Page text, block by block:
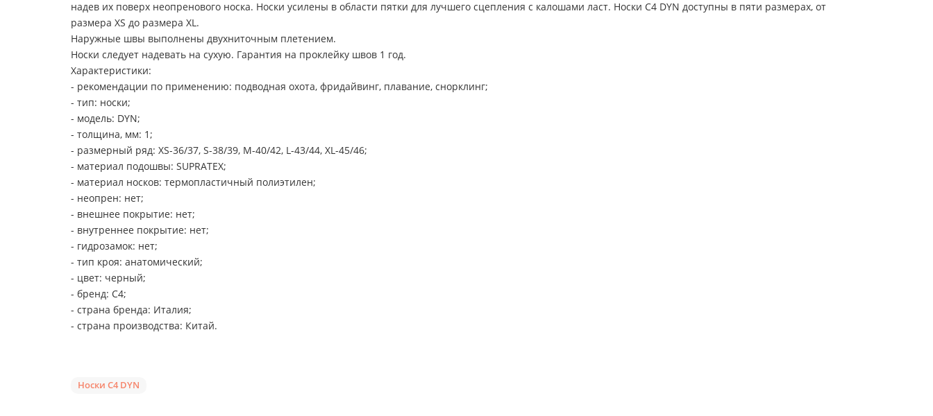
надев их поверх неопренового носка. Носки усилены в области пятки для лучшего сцепления с калошами ласт. Носки C4 DYN доступны в пяти размерах, от
размера XS до размера XL.
Наружные швы выполнены двухниточным плетением.
Носки следует надевать на сухую. Гарантия на проклейку швов 1 год.
Характеристики:
- рекомендации по применению: подводная охота, фридайвинг, плавание, снорклинг;
- тип: носки;
- модель: DYN;
- толщина, мм: 1;
- размерный ряд: XS-36/37, S-38/39, M-40/42, L-43/44, XL-45/46;
- материал подошвы: SUPRATEX;
- материал носков: термопластичный полиэтилен;
- неопрен: нет;
- внешнее покрытие: нет;
- внутреннее покрытие: нет;
- гидрозамок: нет;
- тип кроя: анатомический;
- цвет: черный;
- бренд: С4;
- страна бренда: Италия;
- страна производства: Китай.
Носки C4 DYN